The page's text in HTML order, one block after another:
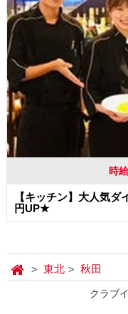
時
【キッチン】大人気
円UP★
東北 秋田
クラブ